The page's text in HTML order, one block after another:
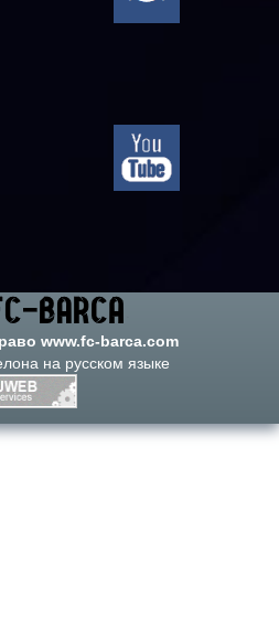
www.fc-barca.com
на русском языке